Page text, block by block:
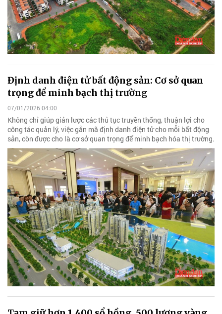
Định danh điện tử bất động sản: Cơ sở quan
trọng để minh bạch thị trường
07/01/2026 04:00
Không chỉ giúp giản lược các thủ tục truyền thống, thuận lợi cho
công tác quản lý, việc gắn mã định danh điện tử cho mỗi bất động
sản, còn được cho là cơ sở quan trọng để minh bạch hóa thị trường.